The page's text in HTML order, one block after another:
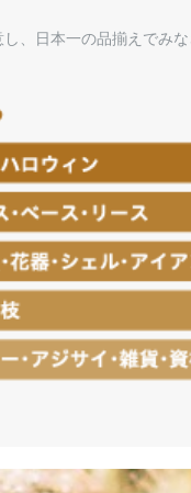
、日本一の品揃えでみ